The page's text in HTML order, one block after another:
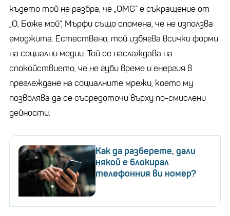
където той не разбра, че „OMG“ е съкращение от
„О, Боже мой“, Мърфи също спомена, че не използва
емоджита. Естествено, той избягва всички форми
на социални медии. Той се наслаждава на
спокойствието, че не губи време и енергия в
преглеждане на социалните мрежи, което му
позволява да се съсредоточи върху по-смислени
дейности.
Как да разберете, дали
някой е блокирал
телефонния ви номер?